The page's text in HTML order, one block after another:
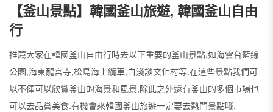
【釜山景點】韓國釜山旅遊, 韓國釜山自由
行
推薦大家在韓國釜山自由行時去以下重要的釜山景點.如海雲台藍線
公園,海東龍宮寺,松島海上纜車,白淺談文化村等.在這些景點我們可
以不僅可以欣賞釜山的海景和風景,除此之外還有釜山的多個市場也
可以去品嘗美食.有機會來韓國釜山旅遊一定要去熱門景點哦.